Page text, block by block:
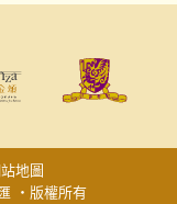
‧版權所有
地圖